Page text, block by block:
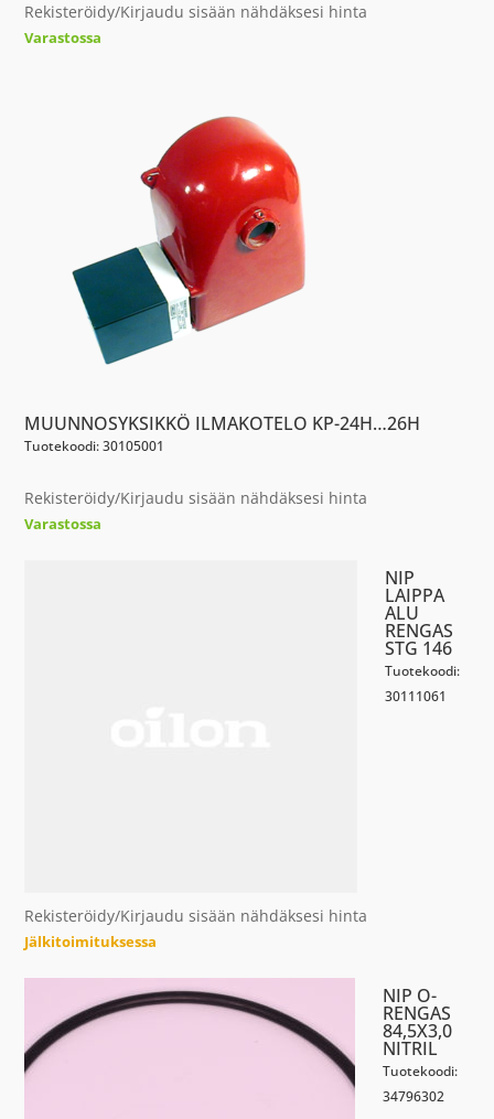
Rekisteröidy/Kirjaudu sisään nähdäksesi hinta
Varastossa
MUUNNOSYKSIKKÖ ILMAKOTELO KP-24H…26H
Tuotekoodi: 30105001
Rekisteröidy/Kirjaudu sisään nähdäksesi hinta
Varastossa
NIP
LAIPPA
ALU
RENGAS
STG 146
Tuotekoodi:
30111061
Rekisteröidy/Kirjaudu sisään nähdäksesi hinta
Jälkitoimituksessa
NIP O-
RENGAS
84,5X3,0
NITRIL
Tuotekoodi:
34796302